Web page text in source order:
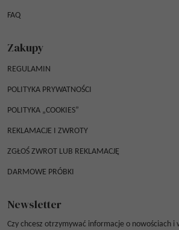
FAQ
Zakupy
REGULAMIN
POLITYKA PRYWATNOŚCI
POLITYKA „COOKIES”
REKLAMACJE I ZWROTY
ZGŁOŚ ZWROT LUB REKLAMACJĘ
DARMOWE PRÓBKI
Newsletter
Czy chcesz otrzymywać informacje o nowościach i